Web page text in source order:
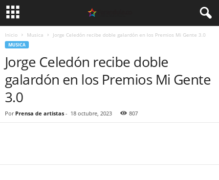
Inicio Musica Jorge Celedón recibe doble galardón en los Premios Mi Gente 3.0
MUSICA
Jorge Celedón recibe doble
galardón en los Premios Mi Gente
3.0
Por Prensa de artistas - 18 octubre, 2023 807